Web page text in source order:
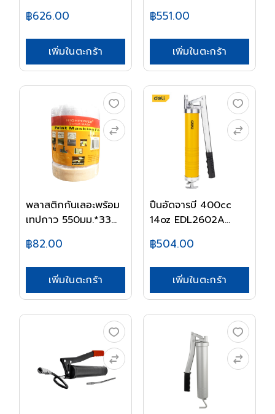
฿626.00
เพิ่มในตะกร้า
฿551.00
เพิ่มในตะกร้า
พลาสติกกันเลอะพร้อม
เทปกาว 550มม.*33...
฿82.00
เพิ่มในตะกร้า
ปืนอัดจารบี 400cc
14oz EDL2602A
฿504.00
เพิ่มในตะกร้า